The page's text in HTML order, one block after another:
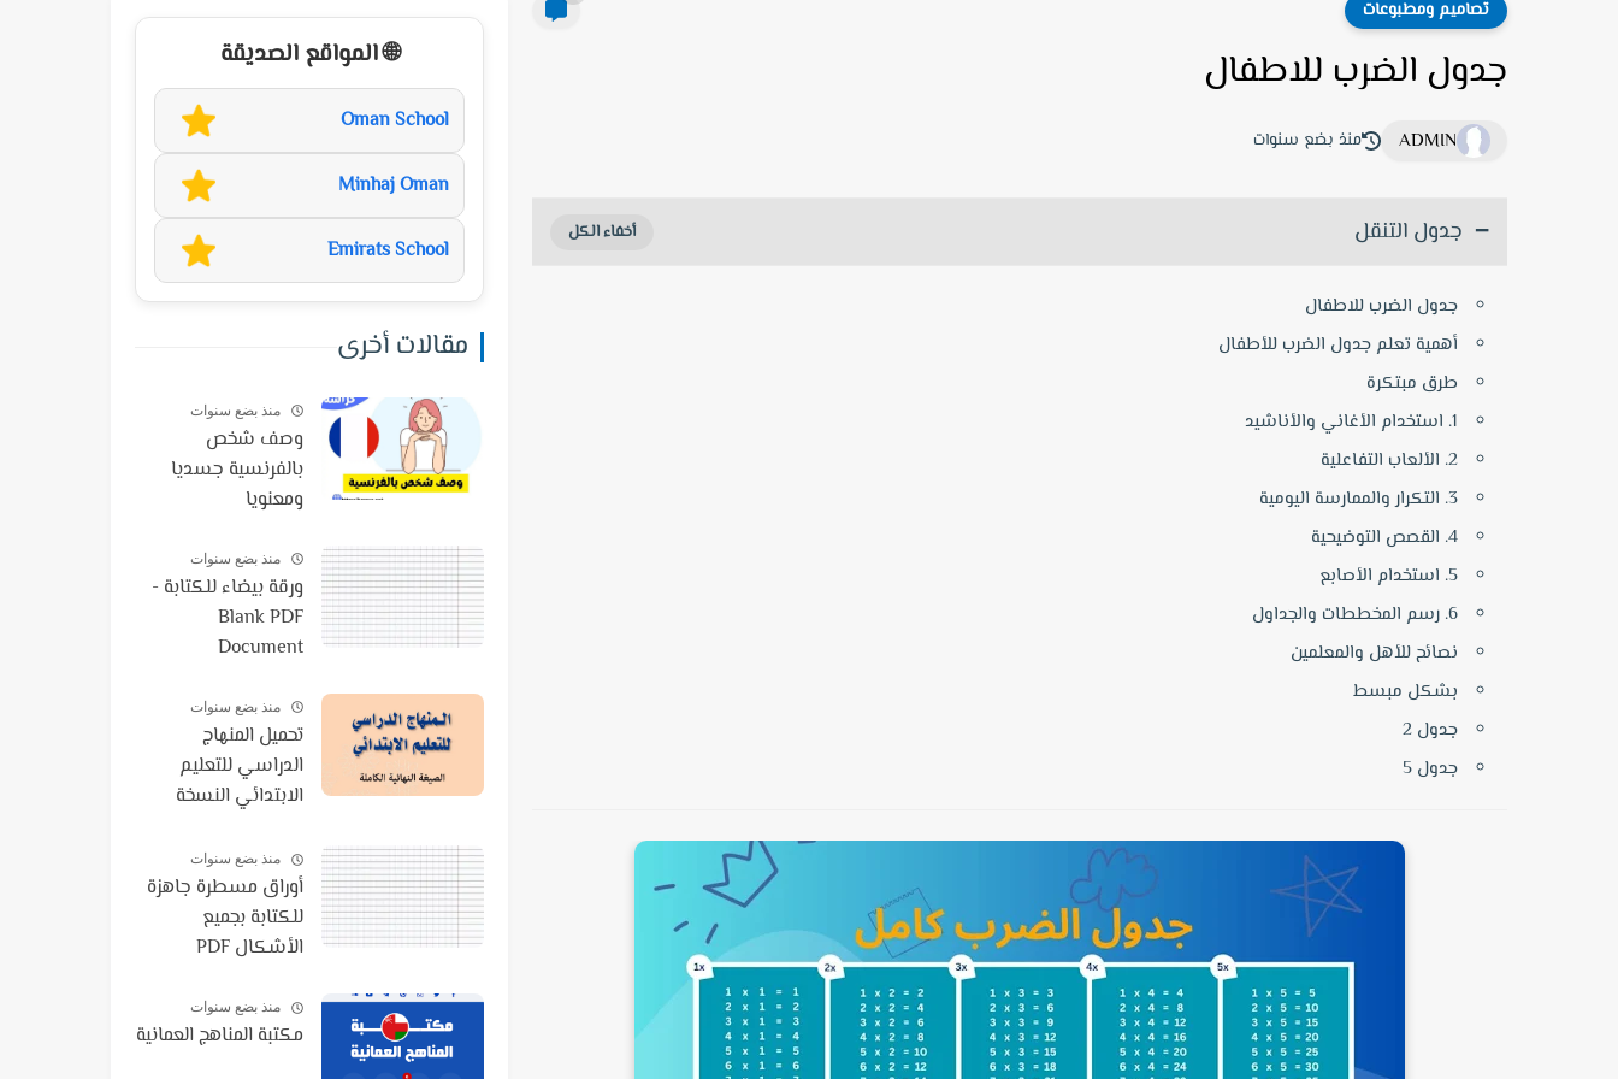
تصاميم ومطبوعات
جدول الضرب للاطفال
ADMIN منذ بضع سنوات
جدول التنقل
جدول الضرب للاطفال
أهمية تعلم جدول الضرب للأطفال
طرق مبتكرة
1. استخدام الأغاني والأناشيد
2. الألعاب التفاعلية
3. التكرار والممارسة اليومية
4. القصص التوضيحية
5. استخدام الأصابع
6. رسم المخططات والجداول
نصائح للأهل والمعلمين
بشكل مبسط
جدول 2
جدول 5
🌐 المواقع الصديقة
Oman School
Minhaj Oman
Emirats School
مقالات أخرى
منذ بضع سنوات
وصف شخص
بالفرنسية جسديا
ومعنويا
منذ بضع سنوات
ورقة بيضاء للكتابة -
Blank PDF
Document
منذ بضع سنوات
تحميل المنهاج
الدراسي للتعليم
الابتدائي النسخة
PDFمنذ بضع سنوات
أوراق مسطرة جاهزة
للكتابة بجميع
الأشكال PDF
منذ بضع سنوات
مكتبة المناهج العمانية